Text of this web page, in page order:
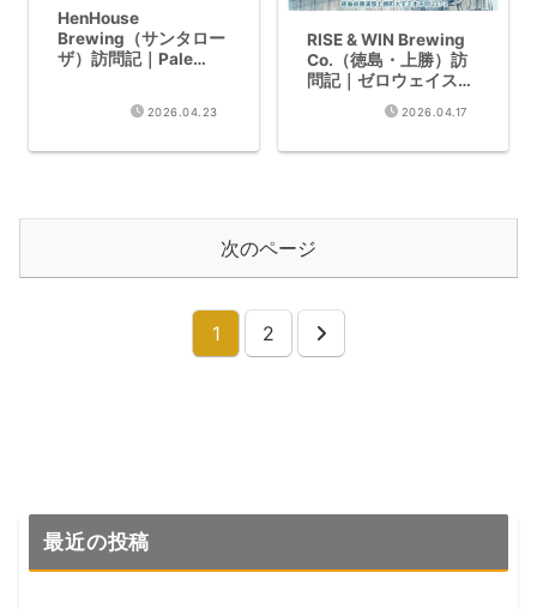
HenHouse
Brewing（サンタロー
ザ）訪問記｜Pale
2026.04.23
RISE & WIN Brewing
Co.（徳島・上勝）訪
問記｜ゼロウェイスト
の山奥で飲む受賞歴多
2026.04.17
次のページ
1 2
次
最近の投稿